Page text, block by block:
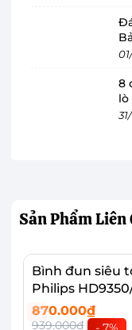
Độ dài dây điện
8
lò
Sản PhẩmLiên
Bình đun siêu
Philips
870.000₫
939.000₫